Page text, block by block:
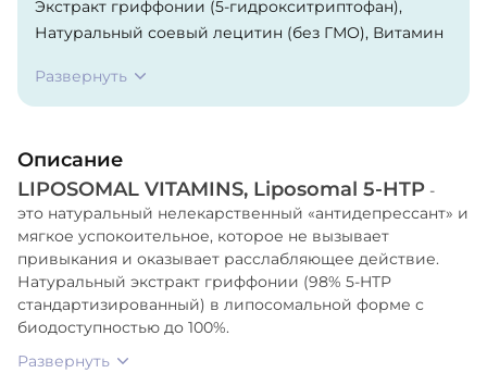
Экстракт гриффонии (5-гидрокситриптофан),
Натуральный соевый лецитин (без ГМО), Витамин
Развернуть
Описание
LIPOSOMAL VITAMINS, Liposomal 5-HTP -
это натуральный нелекарственный «антидепрессант» и
мягкое успокоительное, которое не вызывает
привыкания и оказывает расслабляющее действие.
Натуральный экстракт гриффонии (98% 5-HTP
стандартизированный) в липосомальной форме с
биодоступностью до 100%.
Развернуть